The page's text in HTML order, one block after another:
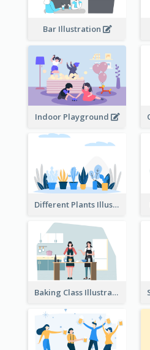
Bar Illustration
Indoor Playground
Different Plants Illustration
Baking Class Illustration